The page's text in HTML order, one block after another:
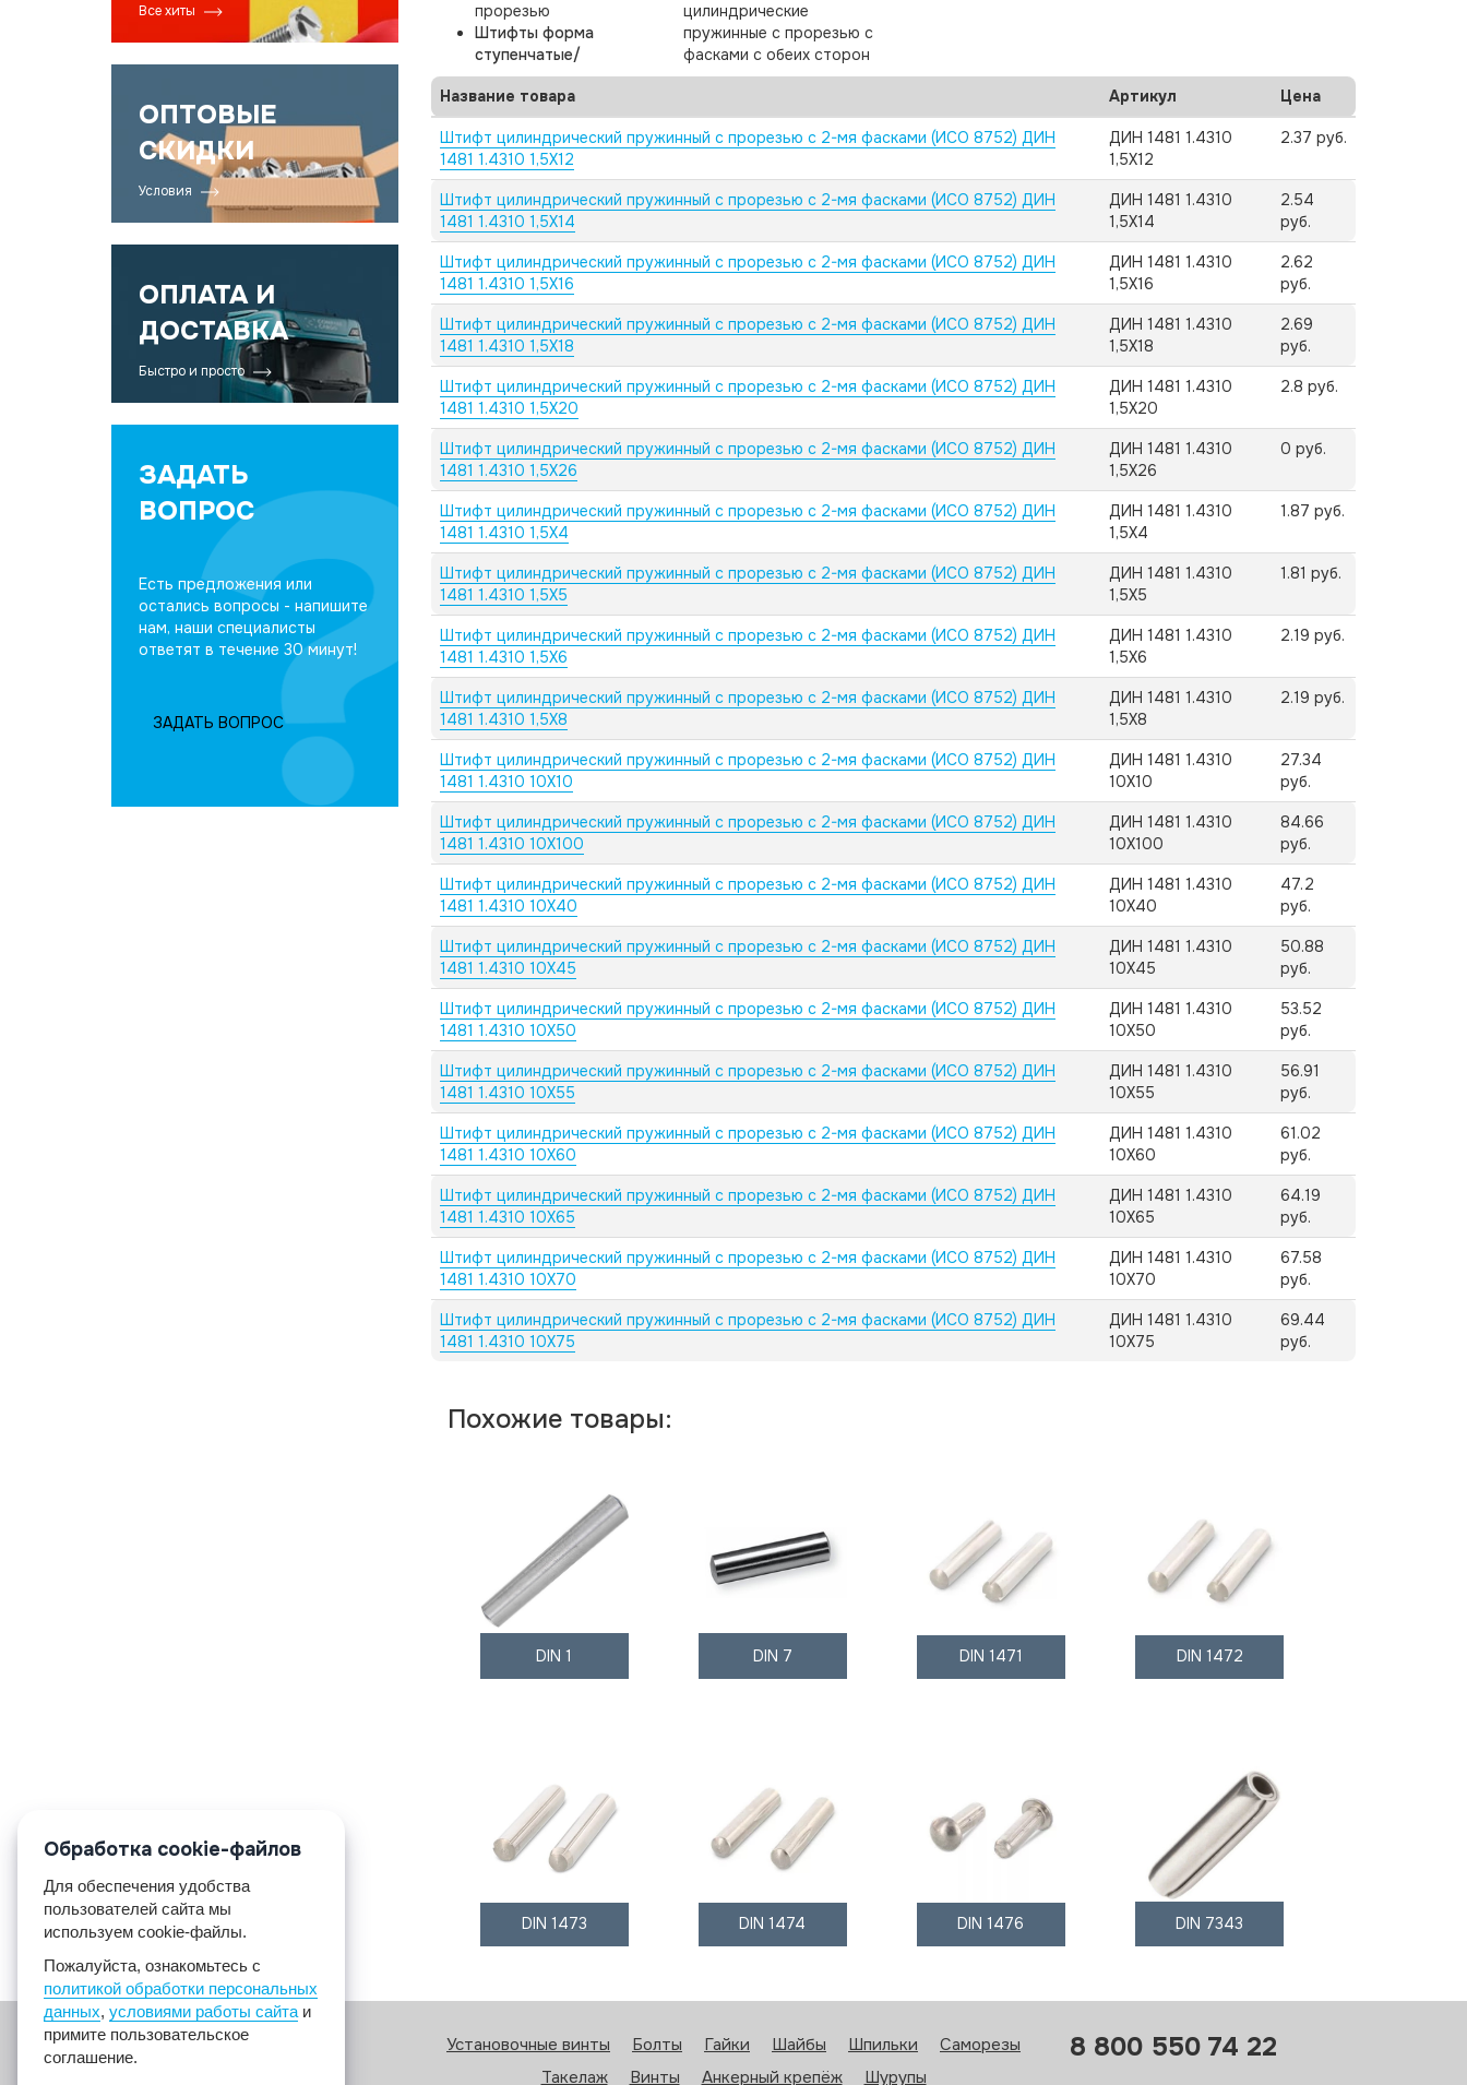
Все хиты
ОПТОВЫЕ
СКИДКИ
Условия
ОПЛАТА И
ДОСТАВКА
Быстро и просто
ЗАДАТЬ
ВОПРОС
Есть предложения или
остались вопросы - напишите
нам, наши специалисты
ответят в течение 30 минут!
ЗАДАТЬ ВОПРОС
прорезью
Штифты форма
ступенчатые/
цилиндрические
пружинные с прорезью с
фасками с обеих сторон
Название товара Артикул Цена
Штифт цилиндрический пружинный с прорезью с 2-мя фасками (ИСО 8752) ДИН
1481 1.4310 1,5X12
ДИН 1481 1.4310
1,5X12
2.37 руб.
Штифт цилиндрический пружинный с прорезью с 2-мя фасками (ИСО 8752) ДИН
1481 1.4310 1,5X14
ДИН 1481 1.4310
1,5X14
2.54
руб.
Штифт цилиндрический пружинный с прорезью с 2-мя фасками (ИСО 8752) ДИН
1481 1.4310 1,5X16
ДИН 1481 1.4310
1,5X16
2.62
руб.
Штифт цилиндрический пружинный с прорезью с 2-мя фасками (ИСО 8752) ДИН
1481 1.4310 1,5X18
ДИН 1481 1.4310
1,5X18
2.69
руб.
Штифт цилиндрический пружинный с прорезью с 2-мя фасками (ИСО 8752) ДИН
1481 1.4310 1,5X20
ДИН 1481 1.4310
1,5X20
2.8 руб.
Штифт цилиндрический пружинный с прорезью с 2-мя фасками (ИСО 8752) ДИН
1481 1.4310 1,5X26
ДИН 1481 1.4310
1,5X26
0 руб.
Штифт цилиндрический пружинный с прорезью с 2-мя фасками (ИСО 8752) ДИН
1481 1.4310 1,5X4
ДИН 1481 1.4310
1,5X4
1.87 руб.
Штифт цилиндрический пружинный с прорезью с 2-мя фасками (ИСО 8752) ДИН
1481 1.4310 1,5X5
ДИН 1481 1.4310
1,5X5
1.81 руб.
Штифт цилиндрический пружинный с прорезью с 2-мя фасками (ИСО 8752) ДИН
1481 1.4310 1,5X6
ДИН 1481 1.4310
1,5X6
2.19 руб.
Штифт цилиндрический пружинный с прорезью с 2-мя фасками (ИСО 8752) ДИН
1481 1.4310 1,5X8
ДИН 1481 1.4310
1,5X8
2.19 руб.
Штифт цилиндрический пружинный с прорезью с 2-мя фасками (ИСО 8752) ДИН
1481 1.4310 10X10
ДИН 1481 1.4310
10X10
27.34
руб.
Штифт цилиндрический пружинный с прорезью с 2-мя фасками (ИСО 8752) ДИН
1481 1.4310 10X100
ДИН 1481 1.4310
10X100
84.66
руб.
Штифт цилиндрический пружинный с прорезью с 2-мя фасками (ИСО 8752) ДИН
1481 1.4310 10X40
ДИН 1481 1.4310
10X40
47.2
руб.
Штифт цилиндрический пружинный с прорезью с 2-мя фасками (ИСО 8752) ДИН
1481 1.4310 10X45
ДИН 1481 1.4310
10X45
50.88
руб.
Штифт цилиндрический пружинный с прорезью с 2-мя фасками (ИСО 8752) ДИН
1481 1.4310 10X50
ДИН 1481 1.4310
10X50
53.52
руб.
Штифт цилиндрический пружинный с прорезью с 2-мя фасками (ИСО 8752) ДИН
1481 1.4310 10X55
ДИН 1481 1.4310
10X55
56.91
руб.
Штифт цилиндрический пружинный с прорезью с 2-мя фасками (ИСО 8752) ДИН
1481 1.4310 10X60
ДИН 1481 1.4310
10X60
61.02
руб.
Штифт цилиндрический пружинный с прорезью с 2-мя фасками (ИСО 8752) ДИН
1481 1.4310 10X65
ДИН 1481 1.4310
10X65
64.19
руб.
Штифт цилиндрический пружинный с прорезью с 2-мя фасками (ИСО 8752) ДИН
1481 1.4310 10X70
ДИН 1481 1.4310
10X70
67.58
руб.
Штифт цилиндрический пружинный с прорезью с 2-мя фасками (ИСО 8752) ДИН
1481 1.4310 10X75
ДИН 1481 1.4310
10X75
69.44
руб.
Похожие товары:
DIN 1 DIN 7 DIN 1471 DIN 1472
DIN 1473 DIN 1474 DIN 1476 DIN 7343
Установочные винты Болты Гайки Шайбы Шпильки
Саморезы
Такелаж
Винты Анкерный крепёж Шурупы
8 800 550 74 22
Обработка cookie-файлов
Для обеспечения удобства
пользователей сайта мы
используем cookie-файлы.
Пожалуйста, ознакомьтесь с
политикой обработки персональных
данных, условиями работы сайта и
примите пользовательское
соглашение.